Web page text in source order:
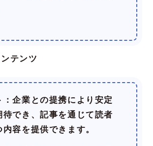
テンツ
：企業との提携により安定
待でき、記事を通じて読者
容を提供できます。